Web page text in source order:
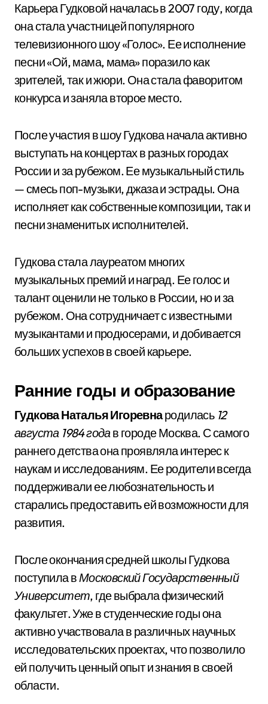
Карьера Гудковой началась в 2007 году, когда
она стала участницей популярного
телевизионного шоу «Голос». Ее исполнение
песни «Ой, мама, мама» поразило как
зрителей, так и жюри. Она стала фаворитом
конкурса и заняла второе место.
После участия в шоу Гудкова начала активно
выступать на концертах в разных городах
России и за рубежом. Ее музыкальный стиль
— смесь поп-музыки, джаза и эстрады. Она
исполняет как собственные композиции, так и
песни знаменитых исполнителей.
Гудкова стала лауреатом многих
музыкальных премий и наград. Ее голос и
талант оценили не только в России, но и за
рубежом. Она сотрудничает с известными
музыкантами и продюсерами, и добивается
больших успехов в своей карьере.
Ранние годы и образование
Гудкова Наталья Игоревнародилась 12
августа 1984 годав городе Москва. С самого
раннего детства она проявляла интерес к
наукам и исследованиям. Ее родители всегда
поддерживали ее любознательность и
старались предоставить ей возможности для
развития.
После окончания средней школы Гудкова
поступила вМосковский Государственный
Университет, где выбрала физический
факультет. Уже в студенческие годы она
активно участвовала в различных научных
исследовательских проектах, что позволило
ей получить ценный опыт и знания в своей
области.